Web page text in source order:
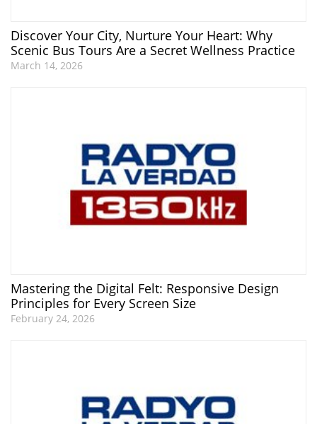
Discover Your City, Nurture Your Heart: Why
Scenic Bus Tours Are a Secret Wellness Practice
March 14, 2026
Mastering the Digital Felt: Responsive Design
Principles for Every Screen Size
February 24, 2026